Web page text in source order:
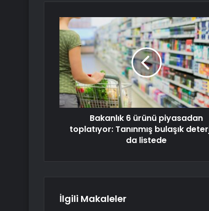
Bakanlık 6 ürünü piyasadan
toplatıyor: Tanınmış bulaşık
da listede
İlgili Makaleler